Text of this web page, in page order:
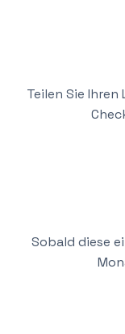
Teilen Sie
Sobald diese